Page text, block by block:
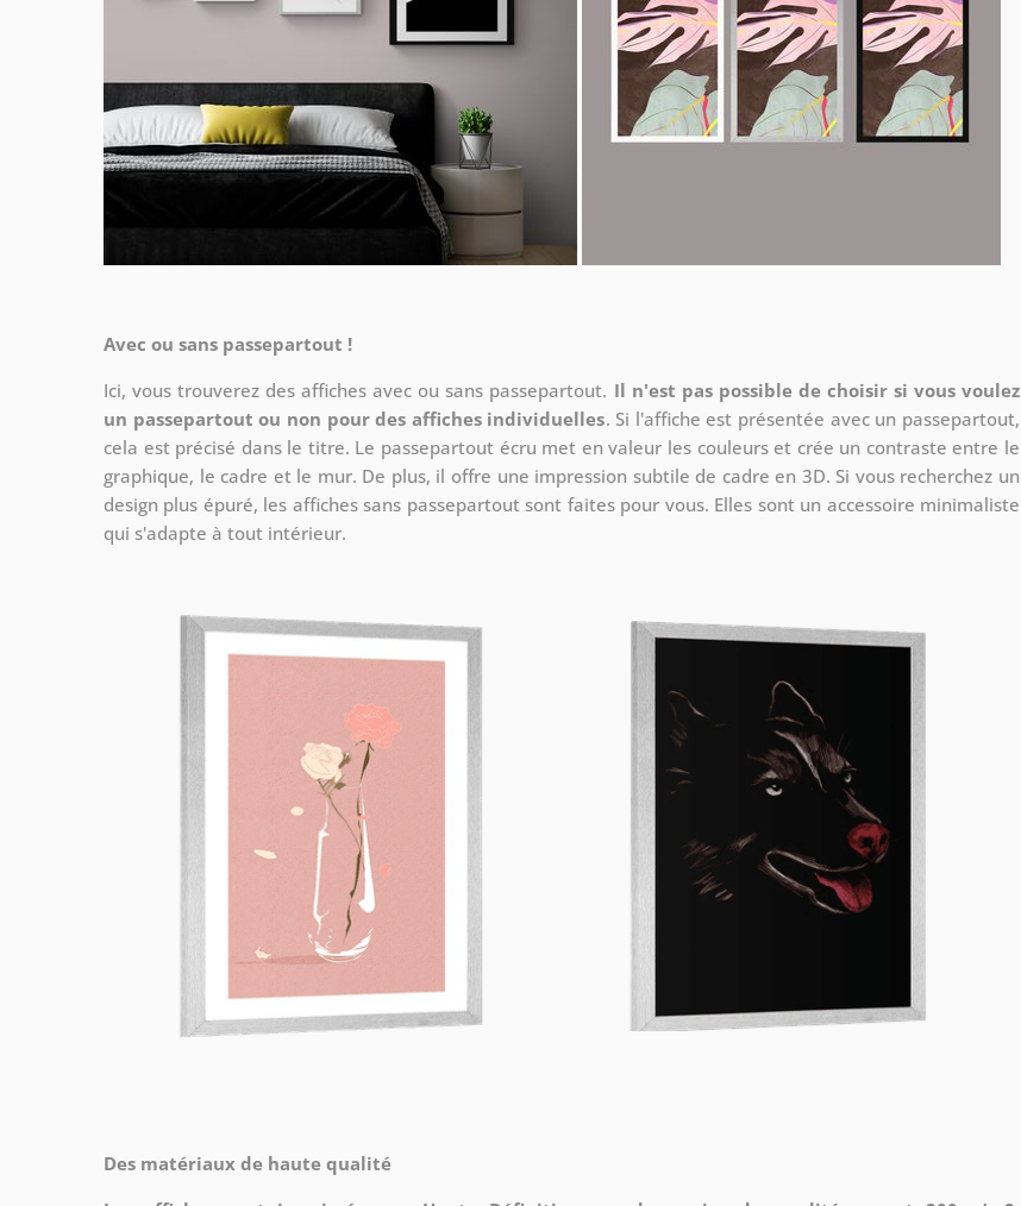
Avec ou sans passepartout !
Ici, vous trouverez des affiches avec ou sans passepartout. Il n'est pas possible de choisir si vous voulez
un passepartout ou non pour des affiches individuelles. Si l'affiche est présentée avec un passepartout,
cela est précisé dans le titre. Le passepartout écru met en valeur les couleurs et crée un contraste entre le
graphique, le cadre et le mur. De plus, il offre une impression subtile de cadre en 3D. Si vous recherchez un
design plus épuré, les affiches sans passepartout sont faites pour vous. Elles sont un accessoire minimaliste
qui s'adapte à tout intérieur.
Des matériaux de haute qualité